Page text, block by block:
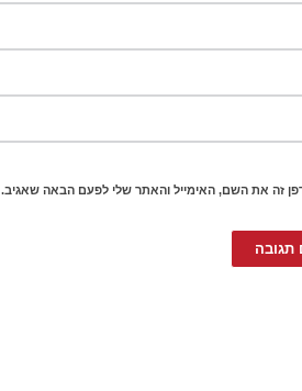
זה את השם, האימייל והאתר שלי לפעם הבאה שאגיב.